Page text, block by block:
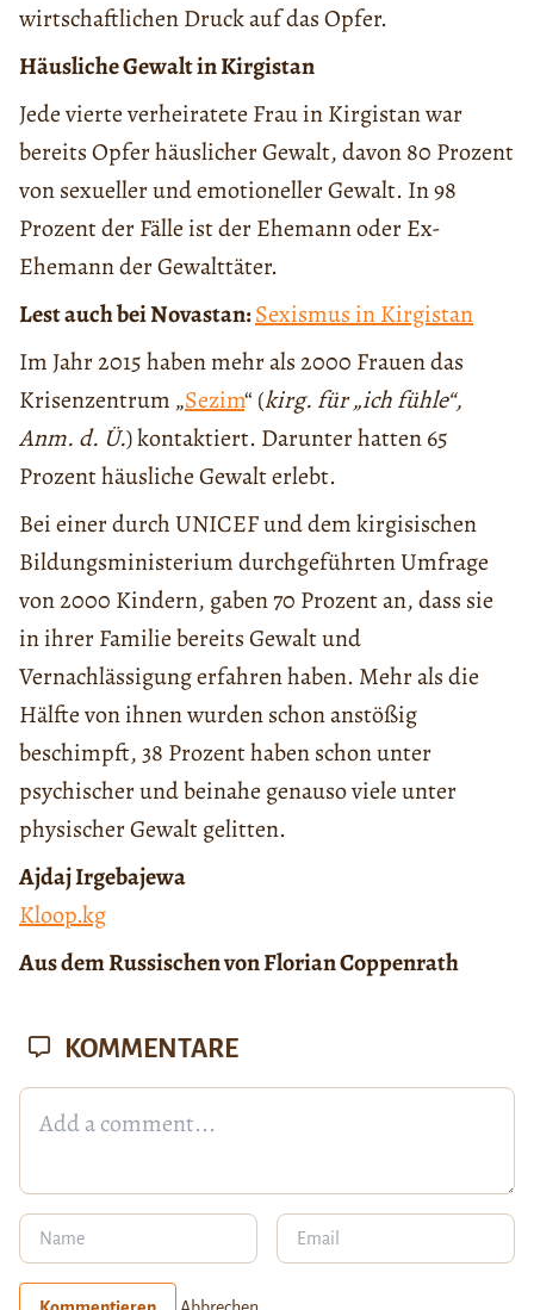
wirtschaftlichen Druck auf das Opfer.
Häusliche Gewalt in Kirgistan
Jede vierte verheiratete Frau in Kirgistan war
bereits Opfer häuslicher Gewalt, davon 80 Prozent
von sexueller und emotioneller Gewalt. In 98
Prozent der Fälle ist der Ehemann oder Ex-
Ehemann der Gewalttäter.
Lest auch bei Novastan:Sexismus in Kirgistan
Im Jahr 2015 haben mehr als 2000 Frauen das
Krisenzentrum „Sezim“ (kirg. für „ich fühle“,
Anm. d. Ü.) kontaktiert. Darunter hatten 65
Prozent häusliche Gewalt erlebt.
Bei einer durch UNICEF und dem kirgisischen
Bildungsministerium durchgeführten Umfrage
von 2000 Kindern, gaben 70 Prozent an, dass sie
in ihrer Familie bereits Gewalt und
Vernachlässigung erfahren haben. Mehr als die
Hälfte von ihnen wurden schon anstößig
beschimpft, 38 Prozent haben schon unter
psychischer und beinahe genauso viele unter
physischer Gewalt gelitten.
Ajdaj Irgebajewa
Kloop.kg
Aus dem Russischen von Florian Coppenrath
KOMMENTARE